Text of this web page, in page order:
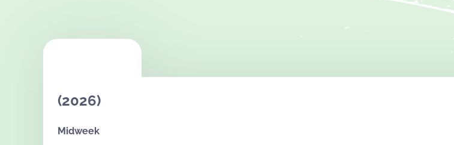
(2026)
Midweek